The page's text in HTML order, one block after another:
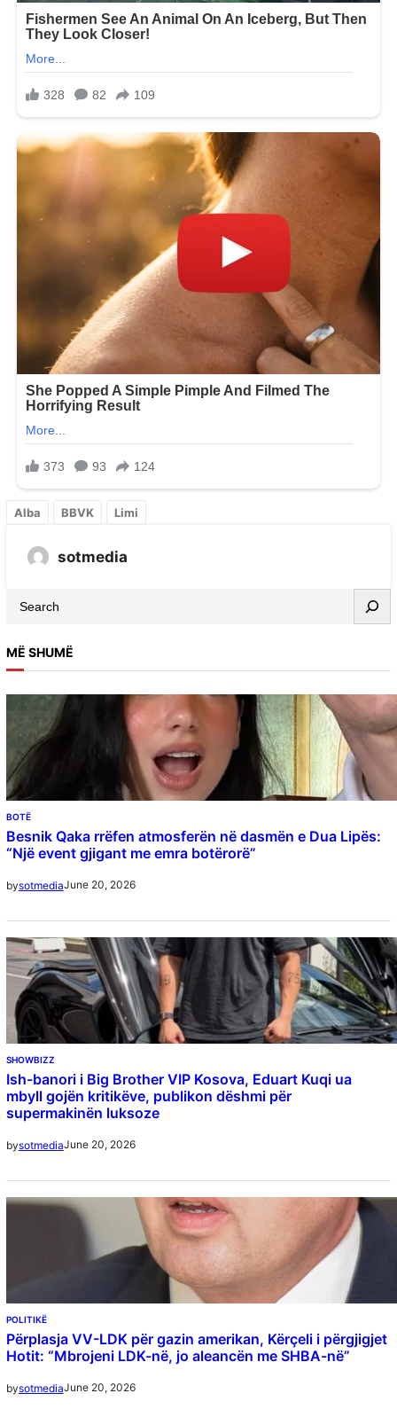
Alba BBVK Limi
sotmedia
MË SHUMË
BOTË
Besnik Qaka rrëfen atmosferën në dasmën e Dua Lipës:
“Një event gjigant me emra botërorë”
bysotmediaJune 20, 2026
SHOWBIZZ
Ish-banori i Big Brother VIP Kosova, Eduart Kuqi ua
mbyll gojën kritikëve, publikon dëshmi për
supermakinën luksoze
bysotmediaJune 20, 2026
POLITIKË
Përplasja VV-LDK për gazin amerikan, Kërçeli i përgjigjet
Hotit: “Mbrojeni LDK-në, jo aleancën me SHBA-në”
bysotmediaJune 20, 2026